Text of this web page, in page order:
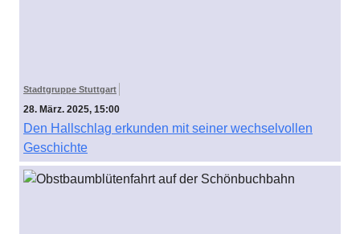
Stadtgruppe Stuttgart
28. März. 2025, 15:00
Den Hallschlag erkunden mit seiner wechselvollen
Geschichte